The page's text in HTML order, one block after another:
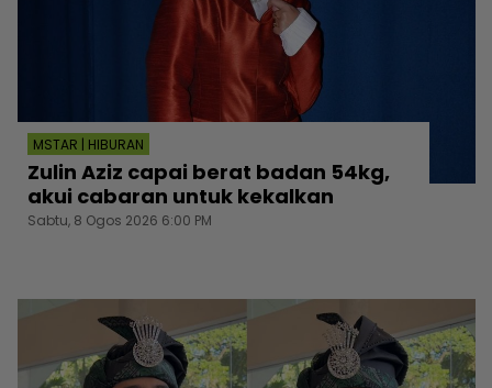
MSTAR | HIBURAN
Zulin Aziz capai berat badan 54kg,
akui cabaran untuk kekalkan
Sabtu, 8 Ogos 2026 6:00 PM